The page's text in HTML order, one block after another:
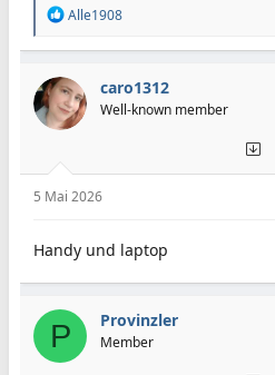
R
a
t
i
o
n
Alle1908
caro1312
Well-known member
5 Mai 2026
Handy und laptop
P Provinzler
Member